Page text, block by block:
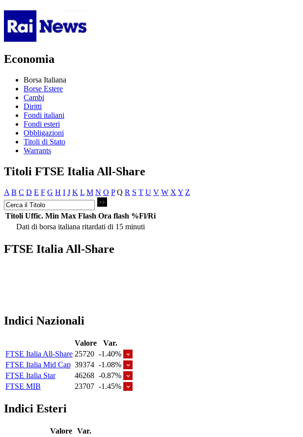
Economia
Borsa Italiana
Borse Estere
Cambi
Diritti
Fondi italiani
Fondi esteri
Obbligazioni
Titoli di Stato
Warrants
Titoli FTSE Italia All-Share
A B C D E F G H I J K L M N O P Q R S T U V W X Y Z
Titoli Uffic. Min Max Flash Ora flash %Fl/Ri
Dati di borsa italiana ritardati di 15 minuti
FTSE Italia All-Share
Indici Nazionali
Valore
Var.
FTSE Italia All-Share 25720 -1.40%
FTSE Italia Mid Cap 39374 -1.08%
FTSE Italia Star
46268 -0.87%
FTSE MIB
23707 -1.45%
Indici Esteri
Valore Var.